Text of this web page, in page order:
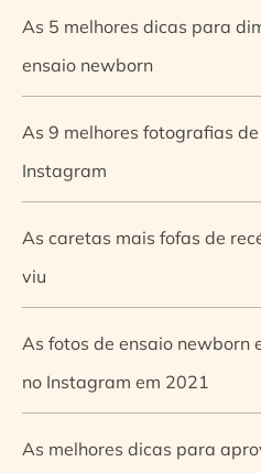
As 5 melhores dicas para
ensaio newborn
As 9 melhores fotografias
Instagram
As caretas mais fofas de
viu
As fotos de ensaio newborn
no Instagram em 2021
As melhores dicas para